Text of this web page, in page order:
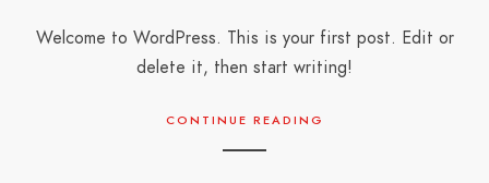
Welcome to WordPress. This is your first post. Edit or
delete it, then start writing!
CONTINUE READING